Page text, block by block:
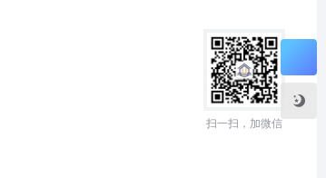
扫一扫，加微信